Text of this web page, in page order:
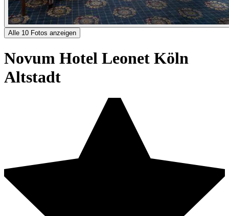
Alle 10 Fotos anzeigen
Novum Hotel Leonet Köln
Altstadt